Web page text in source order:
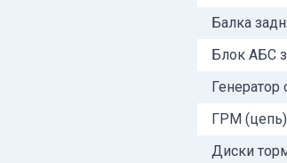
Балка
Блок АБС
Генератор
ГРМ
Диски